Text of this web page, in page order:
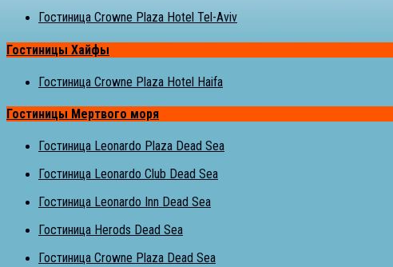
Гостиница Crowne Plaza Hotel Tel-Aviv
Гостиницы Хайфы
Гостиница Crowne Plaza Hotel Haifa
Гостиницы Мертвого моря
Гостиница Leonardo Plaza Dead Sea
Гостиница Leonardo Club Dead Sea
Гостиница Leonardo Inn Dead Sea
Гостиница Herods Dead Sea
Гостиница Crowne Plaza Dead Sea